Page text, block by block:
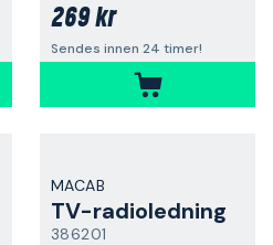
269 kr
Sendes innen 24 timer!
MACAB
TV-radioledning
386201